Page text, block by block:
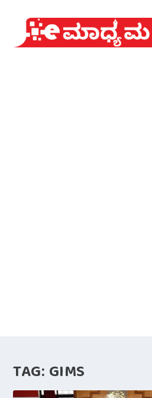
TAG: GIMS